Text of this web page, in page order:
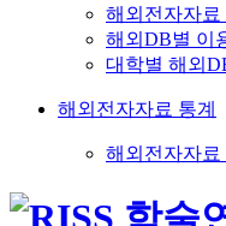
해외전자자료
해외DB별 이
대학별 해외
해외전자자료 통계
해외전자자료